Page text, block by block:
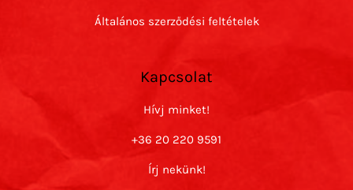
Általános szerződési feltételek
Kapcsolat
Hívj minket!
+36 20 220 9591
Írj nekünk!